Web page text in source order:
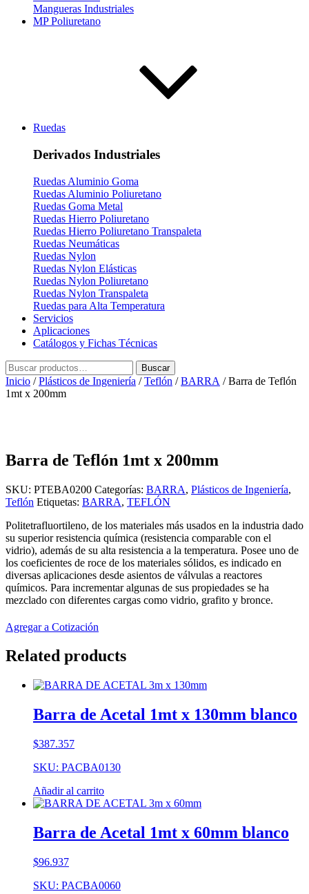
Mangueras Industriales
MP Poliuretano
Ruedas
Derivados Industriales
Ruedas Aluminio Goma
Ruedas Aluminio Poliuretano
Ruedas Goma Metal
Ruedas Hierro Poliuretano
Ruedas Hierro Poliuretano Transpaleta
Ruedas Neumáticas
Ruedas Nylon
Ruedas Nylon Elásticas
Ruedas Nylon Poliuretano
Ruedas Nylon Transpaleta
Ruedas para Alta Temperatura
Servicios
Aplicaciones
Catálogos y Fichas Técnicas
Buscar
por:
Buscar
Inicio /Plásticos de Ingeniería /Teflón /BARRA / Barra de Teflón
1mt x 200mm
Barra de Teflón 1mt x 200mm
SKU: PTEBA0200 Categorías: BARRA, Plásticos de Ingeniería,
Teflón Etiquetas: BARRA, TEFLÓN
Politetrafluortileno, de los materiales más usados en la industria dado
su superior resistencia química (resistencia comparable con el
vidrio), además de su alta resistencia a la temperatura. Posee uno de
los coeficientes de roce de los materiales sólidos, es indicado en
diversas aplicaciones desde asientos de válvulas a reactores
químicos. Para incrementar algunas de sus propiedades se ha
mezclado con diferentes cargas como vidrio, grafito y bronce.
Agregar a Cotización
Related products
Barra de Acetal 1mt x 130mm blanco
$387.357
SKU: PACBA0130
Añadir al carrito
Barra de Acetal 1mt x 60mm blanco
$96.937
SKU: PACBA0060